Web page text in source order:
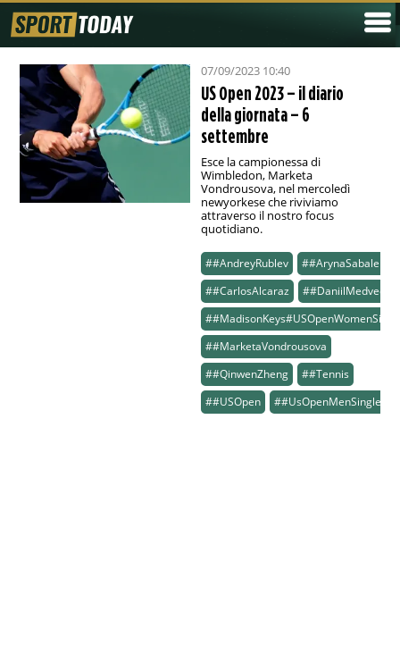
07/09/2023 10:40
US Open 2023 – il diario
della giornata – 6
settembre
Esce la campionessa di
Wimbledon, Marketa
Vondrousova, nel mercoledì
newyorkese che riviviamo
attraverso il nostro focus
quotidiano.
##AndreyRublev
##ArynaSabalenka
##CarlosAlcaraz
##DaniilMedvedev
##MarketaVondrousova
##QinwenZheng
##Tennis
##USOpen
##UsOpenMenSingle